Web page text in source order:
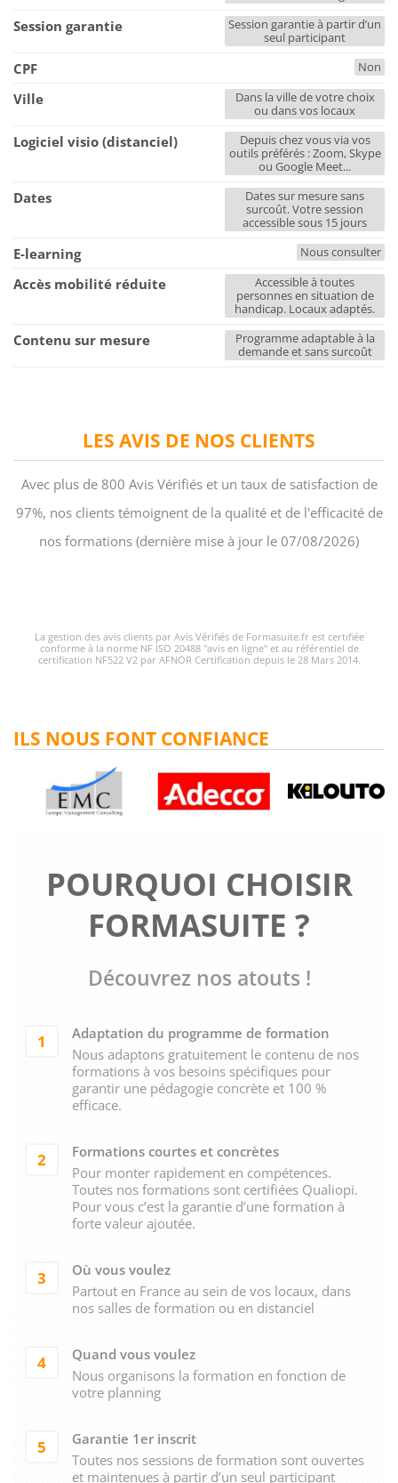
LES AVIS DE NOS CLIENTS
Avec plus de 800 Avis Vérifiés et un taux de satisfaction de
97%, nos clients témoignent de la qualité et de l'efficacité de
nos formations (dernière mise à jour le 07/08/2026)
La gestion des avis clients par Avis Vérifiés de Formasuite.fr est certifiée
conforme à la norme NF ISO 20488 "avis en ligne" et au référentiel de
certification NF522 V2 par AFNOR Certification depuis le 28 Mars 2014.
POURQUOI CHOISIR
FORMASUITE ?
Découvrez nos atouts !
1
Adaptation du programme de formation
Nous adaptons gratuitement le contenu de nos
formations à vos besoins spécifiques pour
garantir une pédagogie concrète et 100 %
efficace.
2
Formations courtes et concrètes
Pour monter rapidement en compétences.
Toutes nos formations sont certifiées Qualiopi.
Pour vous c’est la garantie d’une formation à
forte valeur ajoutée.
3
Où vous voulez
Partout en France au sein de vos locaux, dans
nos salles de formation ou en distanciel
4
Quand vous voulez
Nous organisons la formation en fonction de
votre planning
5
Garantie 1er inscrit
Toutes nos sessions de formation sont ouvertes
et maintenues à partir d’un seul participant
ILS NOUS FONT CONFIANCE
Session garantie
Session garantie à partir d’un
seul participant
CPF Non
Ville
Dans la ville de votre choix
ou dans vos locaux
Logiciel visio (distanciel)
Depuis chez vous via vos
outils préférés : Zoom, Skype
ou Google Meet...
Dates
Dates sur mesure sans
surcoût. Votre session
accessible sous 15 jours
E-learning Nous consulter
Accès mobilité réduite
Accessible à toutes
personnes en situation de
handicap. Locaux adaptés.
Contenu sur mesure
Programme adaptable à la
demande et sans surcoût